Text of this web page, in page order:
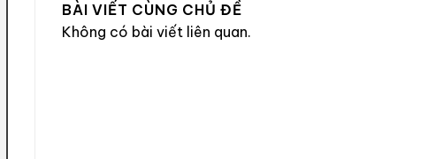
BÀI VIẾT CÙNG CHỦ ĐỀ
Không có bài viết liên quan.